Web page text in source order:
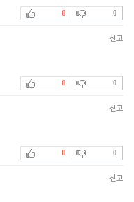
0 0
신고
0 0
신고
0 0
신고